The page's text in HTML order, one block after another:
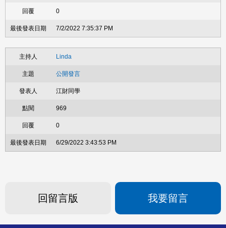
0
7/2/2022 7:35:37 PM
Linda
公開發言
江財同學
969
0
6/29/2022 3:43:53 PM
回留言版 我要留言